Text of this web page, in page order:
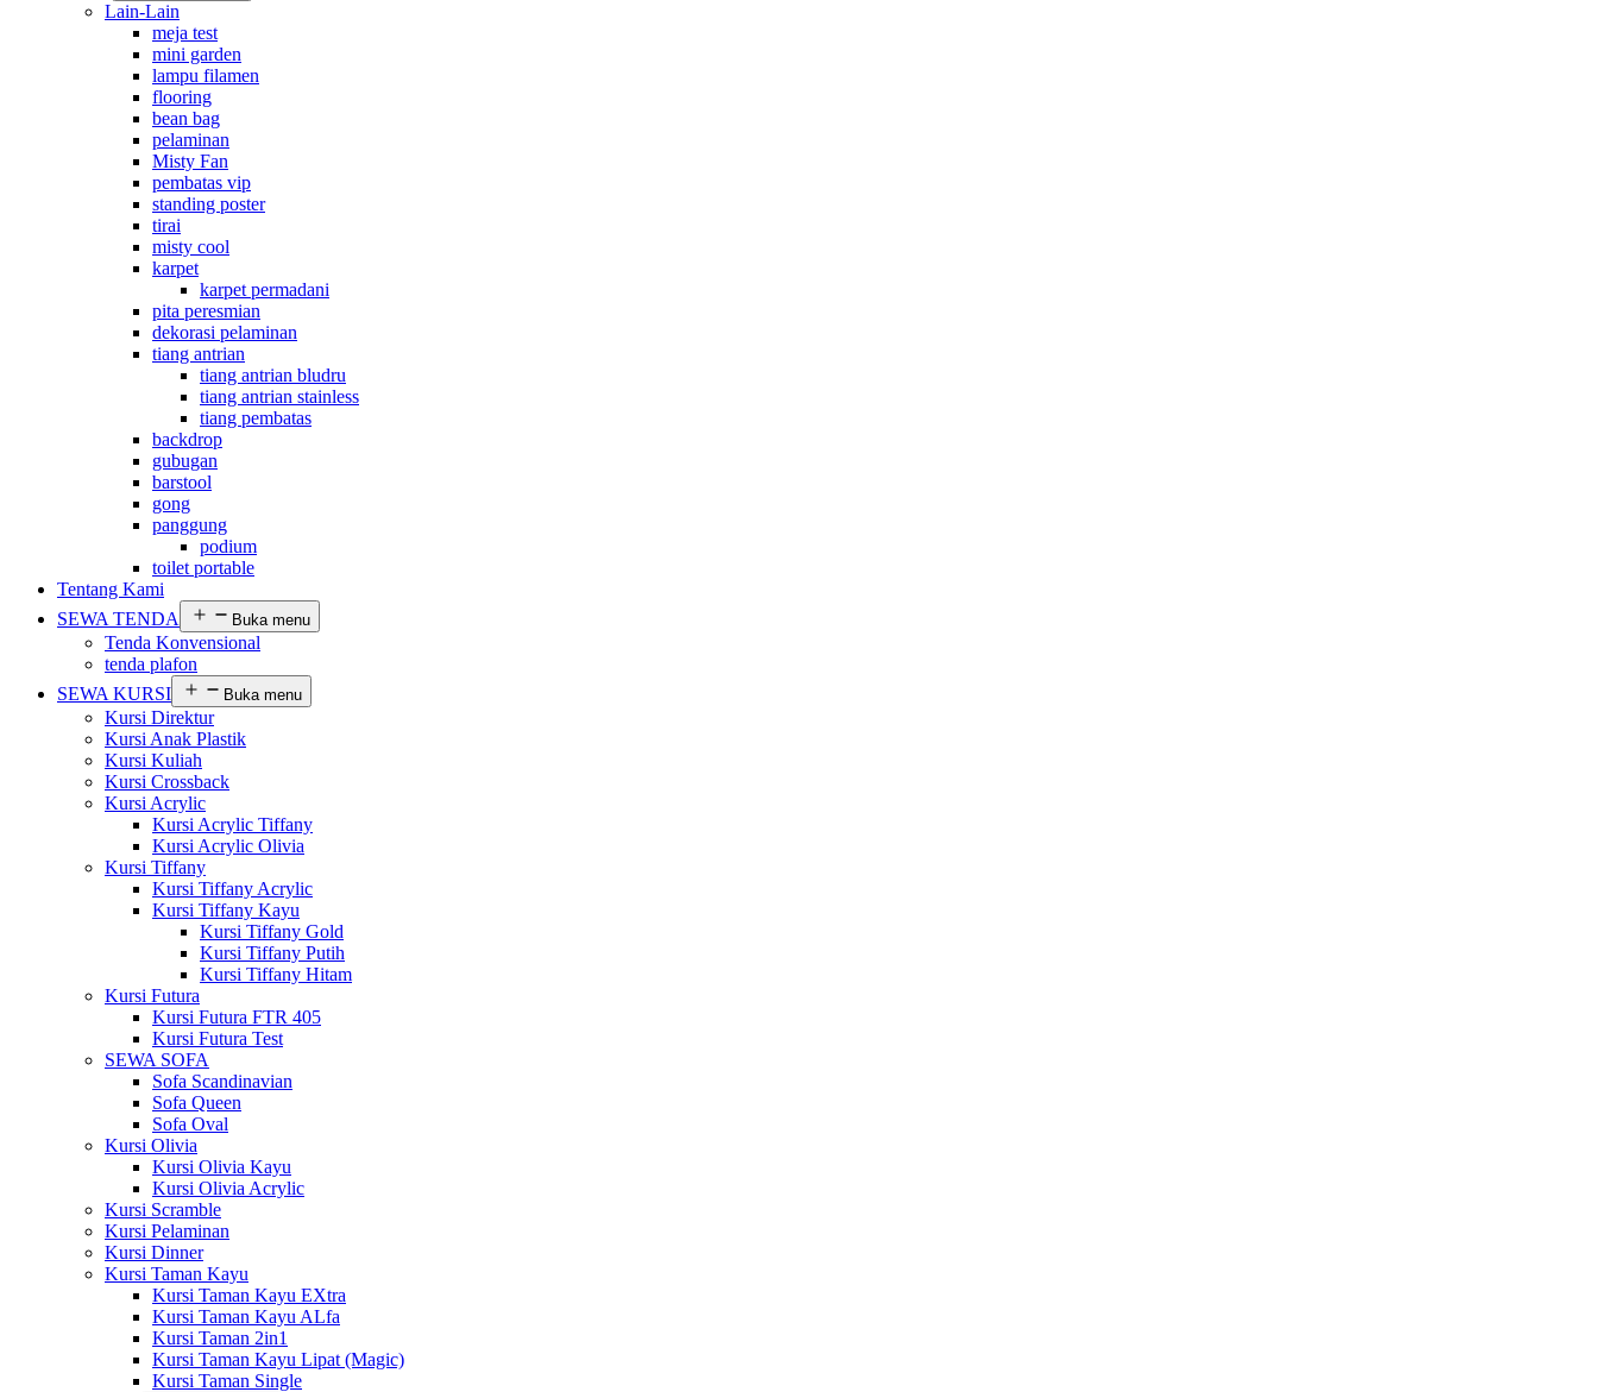
Lain-Lain
meja test
mini garden
lampu filamen
flooring
bean bag
pelaminan
Misty Fan
pembatas vip
standing poster
tirai
misty cool
karpet
karpet permadani
pita peresmian
dekorasi pelaminan
tiang antrian
tiang antrian bludru
tiang antrian stainless
tiang pembatas
backdrop
gubugan
barstool
gong
panggung
podium
toilet portable
Tentang Kami
SEWA TENDA
Buka menu
Tenda Konvensional
tenda plafon
SEWA KURSI
Buka menu
Kursi Direktur
Kursi Anak Plastik
Kursi Kuliah
Kursi Crossback
Kursi Acrylic
Kursi Acrylic Tiffany
Kursi Acrylic Olivia
Kursi Tiffany
Kursi Tiffany Acrylic
Kursi Tiffany Kayu
Kursi Tiffany Gold
Kursi Tiffany Putih
Kursi Tiffany Hitam
Kursi Futura
Kursi Futura FTR 405
Kursi Futura Test
SEWA SOFA
Sofa Scandinavian
Sofa Queen
Sofa Oval
Kursi Olivia
Kursi Olivia Kayu
Kursi Olivia Acrylic
Kursi Scramble
Kursi Pelaminan
Kursi Dinner
Kursi Taman Kayu
Kursi Taman Kayu EXtra
Kursi Taman Kayu ALfa
Kursi Taman 2in1
Kursi Taman Kayu Lipat (Magic)
Kursi Taman Single